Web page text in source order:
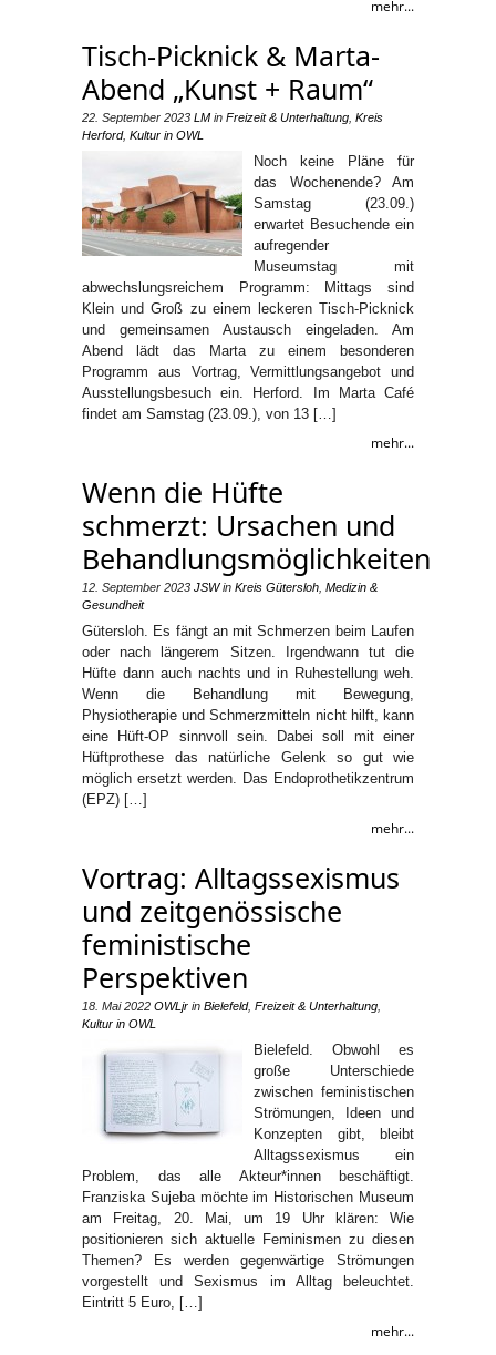
mehr...
Tisch-Picknick & Marta-
Abend „Kunst + Raum“
22. September 2023 LM in Freizeit & Unterhaltung Kreis
Herford, Kultur in OWL
Noch keine Pläne für
das Wochenende? Am
Samstag (23.09.)
erwartet Besuchende ein
aufregender
Museumstag mit
abwechslungsreichem Programm: Mittags sind
Klein und Groß zu einem leckeren Tisch-Picknick
und gemeinsamen Austausch eingeladen. Am
Abend lädt das Marta zu einem besonderen
Programm aus Vortrag, Vermittlungsangebot und
Ausstellungsbesuch ein. Herford. Im Marta Café
findet am Samstag (23.09.), von 13 […]
mehr...
Wenn die Hüfte
schmerzt: Ursachen und
Behandlungsmöglichkeiten
12. September 2023 JSWin Kreis Gütersloh Medizin &
Gesundheit
Gütersloh. Es fängt an mit Schmerzen beim Laufen
oder nach längerem Sitzen. Irgendwann tut die
Hüfte dann auch nachts und in Ruhestellung weh.
Wenn die Behandlung mit Bewegung,
Physiotherapie und Schmerzmitteln nicht hilft, kann
eine Hüft-OP sinnvoll sein. Dabei soll mit einer
Hüftprothese das natürliche Gelenk so gut wie
möglich ersetzt werden. Das Endoprothetikzentrum
(EPZ) […]
mehr...
Vortrag: Alltagssexismus
und zeitgenössische
feministische
Perspektiven
18. Mai 2022 OWLjr in Bielefeld, Freizeit & Unterhaltung
Kultur in OWL
Bielefeld. Obwohl es
große Unterschiede
zwischen feministischen
Strömungen, Ideen und
Konzepten gibt, bleibt
Alltagssexismus ein
Problem, das alle Akteur*innen beschäftigt.
Franziska Sujeba möchte im Historischen Museum
am Freitag, 20. Mai, um 19 Uhr klären: Wie
positionieren sich aktuelle Feminismen zu diesen
Themen? Es werden gegenwärtige Strömungen
vorgestellt und Sexismus im Alltag beleuchtet.
Eintritt 5 Euro, […]
mehr...